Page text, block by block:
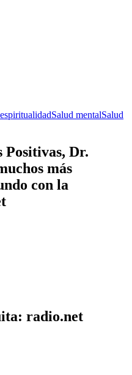
Salud mentalSalud
Positivas, Dr.
más
con la
radio.net